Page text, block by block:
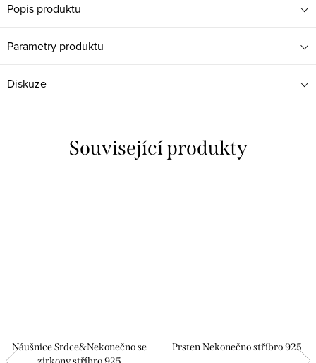
Popis produktu
Parametry produktu
Diskuze
Související produkty
Náušnice Srdce&Nekonečno se
Prsten Nekonečno stříbro 925